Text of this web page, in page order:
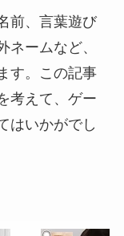
前、言葉遊び
ネームなど、
す。この記事
考えて、ゲー
はいかがでし